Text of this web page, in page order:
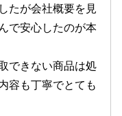
たが会社概要を見
で安心したのが本
できない商品は処
容も丁寧でとても